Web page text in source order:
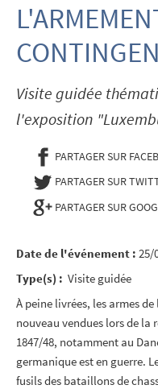
Visite guidée
l'exposition
PARTAGER SUR
PARTAGER SUR
PARTAGER SUR
Date de l'événement : 25/
Type(s) : Visite guidée
À peine livrées, les armes
nouveau vendues lors de
1847/48, notamment au
germanique est en guerre.
fusils des bataillons de